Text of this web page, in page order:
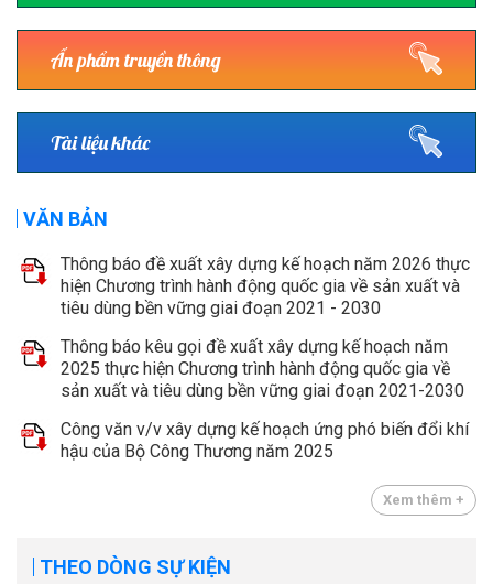
Ấn phẩm truyền thông
Tài liệu khác
VĂN BẢN
Thông báo đề xuất xây dựng kế hoạch năm 2026 thực
hiện Chương trình hành động quốc gia về sản xuất và
tiêu dùng bền vững giai đoạn 2021 - 2030
Thông báo kêu gọi đề xuất xây dựng kế hoạch năm
2025 thực hiện Chương trình hành động quốc gia về
sản xuất và tiêu dùng bền vững giai đoạn 2021-2030
Công văn v/v xây dựng kế hoạch ứng phó biến đổi khí
hậu của Bộ Công Thương năm 2025
Xem thêm +
THEO DÒNG SỰ KIỆN